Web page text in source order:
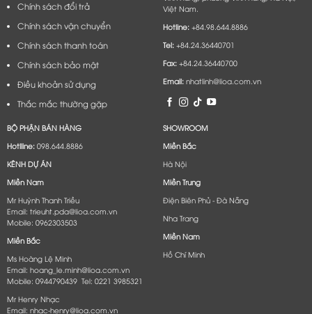
Chính sách đổi trả
Chính sách vận chuyển
Chính sách thanh toán
Chính sách bảo mật
Điều khoản sử dụng
Thắc mắc thường gặp
Việt Nam.
Hotline:+84.98.644.8886
Tel:+84.24.36440701
Fax:+84.24.36440700
Email:nhatlinh@lioa.com.vn
BỘ PHẬN BÁN HÀNG
Hotlline:098.644.8886
KÊNH DỰ ÁN
Miền Nam
Mr Huỳnh Thanh Triều
Email: trieuht.pda@lioa.com.vn
Mobile: 0962303503
Miền Bắc
Ms Hoàng Lệ Minh
Email: hoang_le.minh@lioa.com.vn
Mobile: 0944790439 Tel: 0221 3985321
Mr Henry Nhạc
Email: nhac-henry@lioa.com.vn
SHOWROOM
Miền Bắc
Hà Nội
Miền Trung
Điện Biên Phủ - Đà Nẵng​
Nha Trang
Miền Nam
Hồ Chí Minh